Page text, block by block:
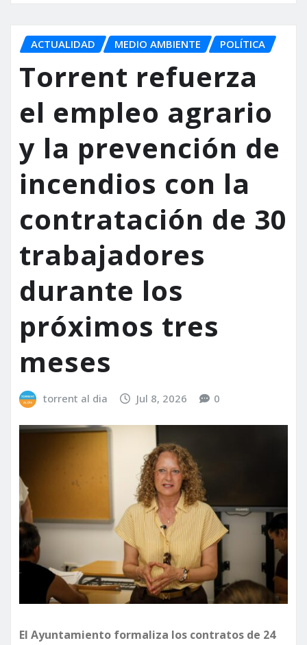
ACTUALIDAD MEDIO AMBIENTE POLÍTICA
Torrent refuerza
el empleo agrario
y la prevención de
incendios con la
contratación de 30
trabajadores
durante los
próximos tres
meses
torrent al dia Jul 8, 2026 0
El Ayuntamiento formaliza los contratos de 24